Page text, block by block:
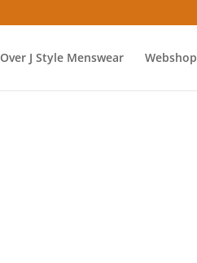
Over J Style Menswear Webshop